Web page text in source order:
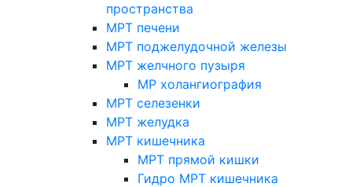
пространства
МРТ печени
МРТ поджелудочной железы
МРТ желчного пузыря
МР холангиография
МРТ селезенки
МРТ желудка
МРТ кишечника
МРТ прямой кишки
Гидро МРТ кишечника